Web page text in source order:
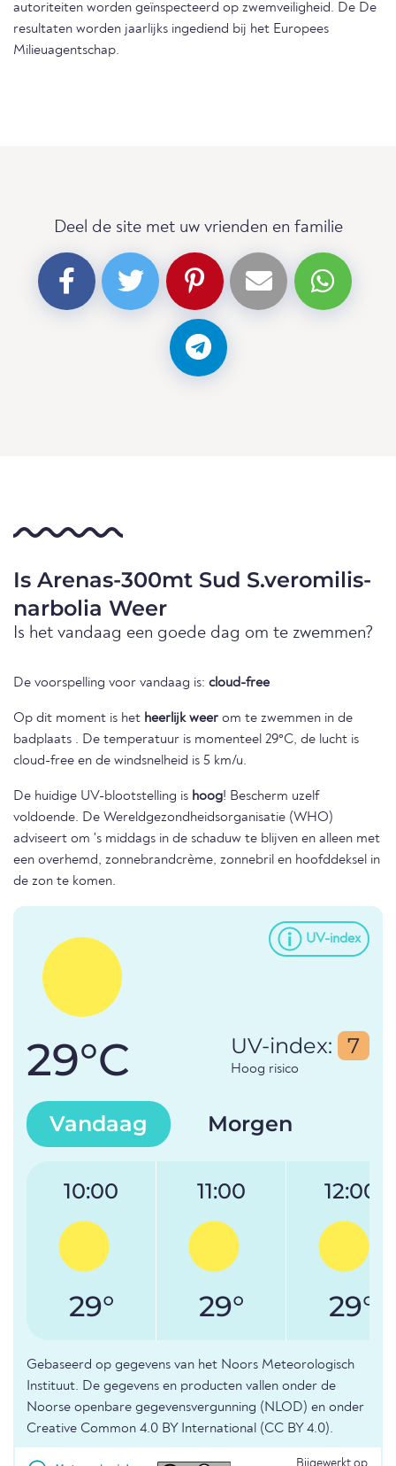
autoriteiten worden geïnspecteerd op zwemveiligheid. De De
resultaten worden jaarlijks ingediend bij het Europees
Milieuagentschap.
Deel de site met uw vrienden en familie
Is Arenas-300mt Sud S.veromilis-
narbolia Weer
Is het vandaag een goede dag om te zwemmen?
De voorspelling voor vandaag is: cloud-free
Op dit moment is het heerlijk weer om te zwemmen in de
badplaats . De temperatuur is momenteel 29°C, de lucht is
cloud-free en de windsnelheid is 5 km/u.
De huidige UV-blootstelling is hoog! Bescherm uzelf
voldoende. De Wereldgezondheidsorganisatie (WHO)
adviseert om 's middags in de schaduw te blijven en alleen met
een overhemd, zonnebrandcrème, zonnebril en hoofddeksel in
de zon te komen.
UV-index
29°C UV-index: 7
Hoog risico
Vandaag Morgen
10:00
29°
11:00
29°
12:00
29°
Gebaseerd op gegevens van het Noors Meteorologisch
Instituut. De gegevens en producten vallen onder de
Noorse openbare gegevensvergunning (NLOD) en onder
Creative Common 4.0 BY International (CC BY 4.0).